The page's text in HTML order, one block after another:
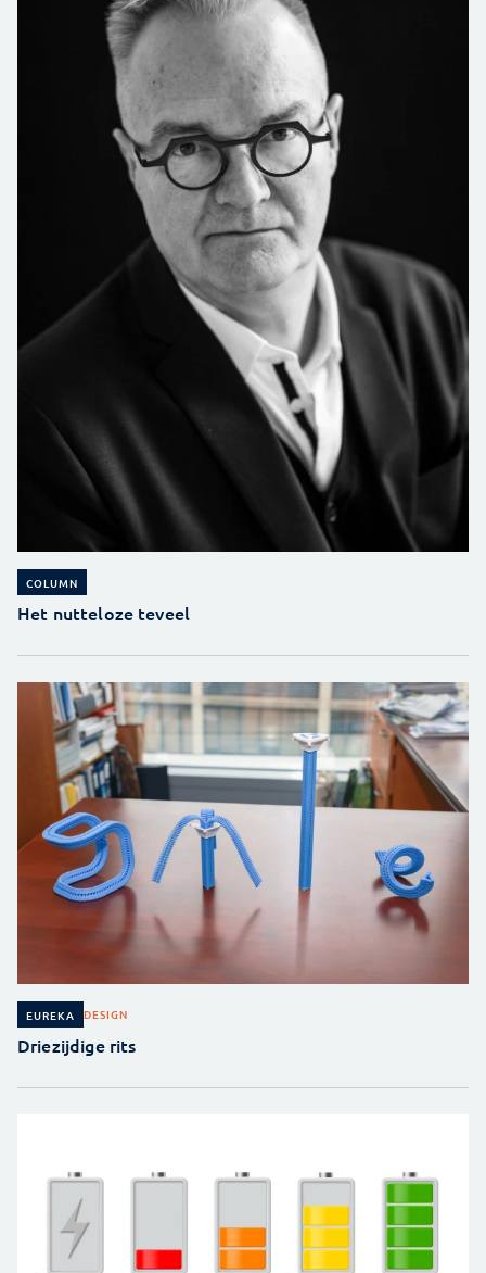
COLUMN
Het nutteloze teveel
EUREKA DESIGN
Driezijdige rits